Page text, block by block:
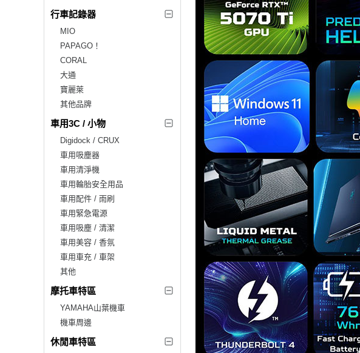
行車記錄器
MIO
PAPAGO！
CORAL
大通
寶麗萊
其他品牌
車用3C / 小物
Digidock / CRUX
車用吸塵器
車用清淨機
車用輪胎安全用品
車用配件 / 雨刷
車用緊急電源
車用吸塵 / 清潔
車用美容 / 香氛
車用車充 / 車架
其他
摩托車特區
YAMAHA山葉機車
機車周邊
休閒車特區